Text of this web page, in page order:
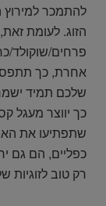
להתמכר למירוץ
הזוג. לעומת
פרחים/שוקולד/
אחרת, כך תתפסו
שלכם תמיד
כך יווצר מעגל
שתפתיעו את
כפליים, הם גם
רק טוב לזוגיות